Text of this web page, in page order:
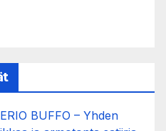
BUFFO – Yhden